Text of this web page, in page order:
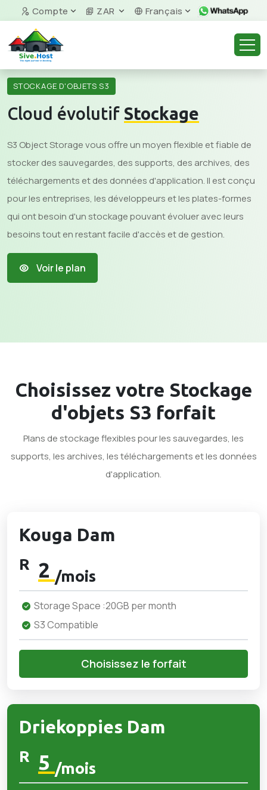
Compte ZAR Français
STOCKAGE D'OBJETS S3
Cloud évolutif Stockage
S3 Object Storage vous offre un moyen flexible et fiable de
stocker des sauvegardes, des supports, des archives, des
téléchargements et des données d'application. Il est conçu
pour les entreprises, les développeurs et les plates-formes
qui ont besoin d'un stockage pouvant évoluer avec leurs
besoins tout en restant facile d'accès et de gestion.
Voir le plan
Choisissez votre Stockage
d'objets S3 forfait
Plans de stockage flexibles pour les sauvegardes, les
supports, les archives, les téléchargements et les données
d'application.
Kouga Dam
R 2 /mois
Storage Space :20GB per month
S3 Compatible
Choisissez le forfait
Driekoppies Dam
R 5 /mois